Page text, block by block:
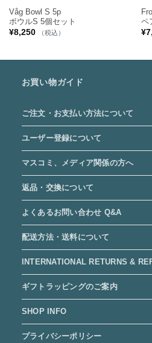
Våg Bowl S 5p
ボウルS 5個セット
¥8,250 （税込）
ペ
¥
お買い物ガイド
ご注文・お支払い方法について
ユーザー登録について
マスコミ、メディア関係の方へ
返品・交換について
よくあるお問い合わせ Q&A
配送方法・送料について
INTERNATIONAL RETURNS &
ギフトラッピングのご案内
SHOP INFO
プライバシーポリシー